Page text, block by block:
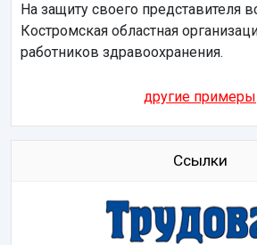
На защиту своего представителя
Костромская областная
работников здравоохранения.
другие примеры
Ссылки